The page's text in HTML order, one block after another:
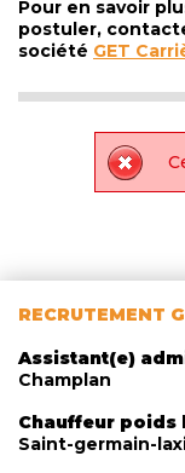
Pour en savoir
postuler,
société GET
RECRUTEMENT
Assistant(e)
Champlan
Chauffeur poids
Saint-germain-